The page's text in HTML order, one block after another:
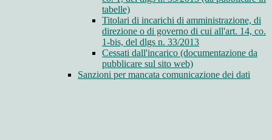
tabelle)
Titolari di incarichi di amministrazione, di
direzione o di governo di cui all'art. 14, co.
1-bis, del dlgs n. 33/2013
Cessati dall'incarico (documentazione da
pubblicare sul sito web)
Sanzioni per mancata comunicazione dei dati